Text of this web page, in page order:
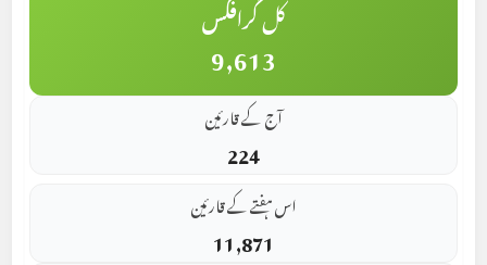
کل گرافکس
9,613
آج کے قارئین
224
اس ہفتے کے قارئین
11,871